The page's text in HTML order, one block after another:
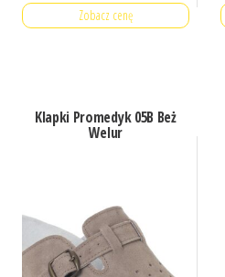
Zobacz cenę
Klapki Promedyk 05B Beż
Welur